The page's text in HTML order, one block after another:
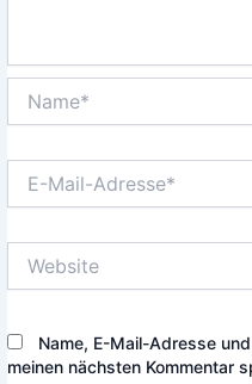
Mail-
Name, E-Mail-Adresse
meinen nächsten Kommentar